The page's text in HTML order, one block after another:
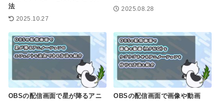
法
2025.10.27
2025.08.28
OBSの配信画面で星が降るアニ
OBSの配信画面で画像や動画